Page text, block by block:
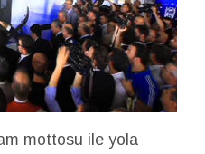
mottosu ile yola